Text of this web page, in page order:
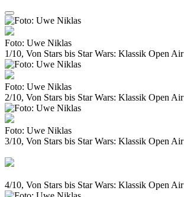
Foto: Uwe Niklas
1/10, Von Stars bis Star Wars: Klassik Open Air
Foto: Uwe Niklas
2/10, Von Stars bis Star Wars: Klassik Open Air
Foto: Uwe Niklas
3/10, Von Stars bis Star Wars: Klassik Open Air
4/10, Von Stars bis Star Wars: Klassik Open Air